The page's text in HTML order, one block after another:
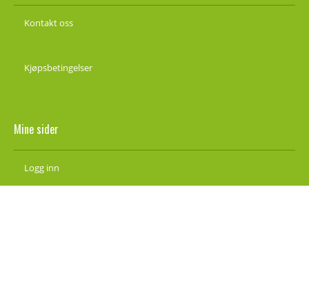
Kontakt oss
Kjøpsbetingelser
Mine sider
Logg inn